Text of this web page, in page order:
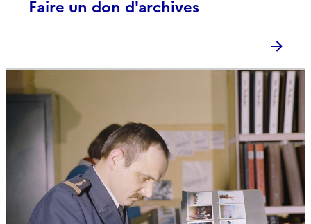
Faire un don d'archives